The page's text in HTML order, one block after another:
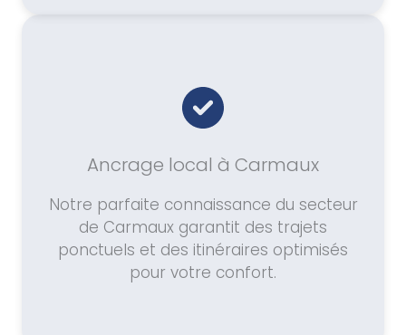
Ancrage local à Carmaux
Notre parfaite connaissance du secteur
de Carmaux garantit des trajets
ponctuels et des itinéraires optimisés
pour votre confort.